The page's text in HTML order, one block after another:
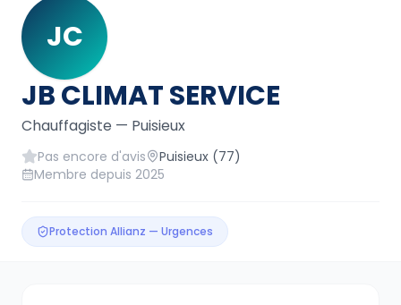
JC
JB CLIMAT SERVICE
Chauffagiste — Puisieux
Pas encore d'avis Puisieux (77)
Membre depuis 2025
Protection Allianz — Urgences